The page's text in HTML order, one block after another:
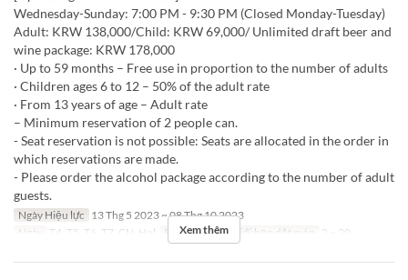
Wednesday-Sunday: 7:00 PM - 9:30 PM (Closed Monday-Tuesday)
Adult: KRW 138,000/Child: KRW 69,000/ Unlimited draft beer and
wine package: KRW 178,000
· Up to 59 months – Free use in proportion to the number of adults
· Children ages 6 to 12 – 50% of the adult rate
· From 13 years of age – Adult rate
– Minimum reservation of 2 people can.
- Seat reservation is not possible: Seats are allocated in the order in
which reservations are made.
- Please order the alcohol package according to the number of adult
guests.
Ngày Hiệu lực 13 Thg 5 2023 ~ 08 Thg 10 2023
Ngày
T4, T5, T6, T7, CN, Hol Bữa Bữa tối Giới hạn dặt món 2 ~ 20
Xem thêm